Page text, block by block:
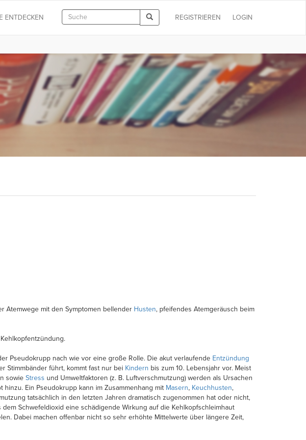
LOGIN
REGISTRIEREN
ENTDECKEN
Atemwege mit den Symptomen bellender Husten, pfeifendes Atemgeräusch beim
Pseudokrupp nach wie vor eine große Rolle. Die akut verlaufende Entzündung
Stimmbänder führt, kommt fast nur bei Kindern bis zum 10. Lebensjahr vor. Meist
sowie Stress und Umweltfaktoren (z. B. Luftverschmutzung) werden als Ursachen
Ein Pseudokrupp kann im Zusammenhang mit Masern, Keuchhusten,
tatsächlich in den letzten Jahren dramatisch zugenommen hat oder nicht,
Schwefeldioxid eine schädigende Wirkung auf die Kehlkopfschleimhaut
Dabei machen offenbar nicht so sehr erhöhte Mittelwerte über längere Zeit,